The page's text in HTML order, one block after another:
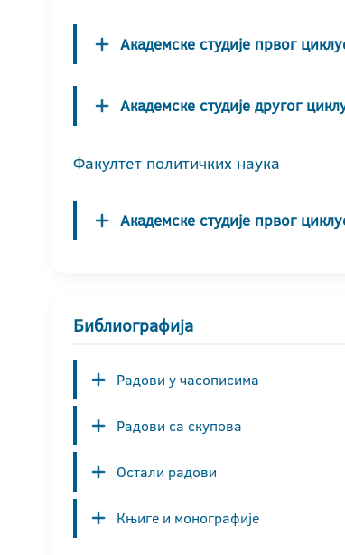
Академске студије првог
Академске студије другог
Факултет политичких наука
Академске студије првог
Библиографија
Радови у часописима
Радови са скупова
Остали радови
Књиге и монографије